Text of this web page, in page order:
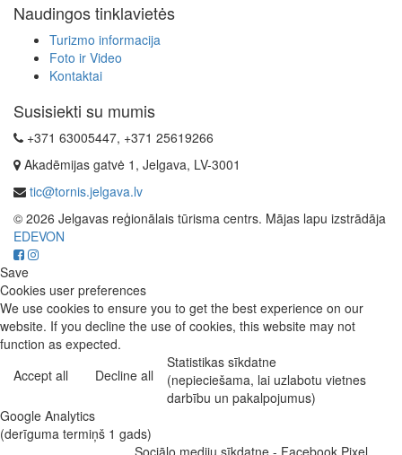
Naudingos tinklavietės
Turizmo informacija
Foto ir Video
Kontaktai
Susisiekti su mumis
+371 63005447, +371 25619266
Akadēmijas gatvė 1, Jelgava, LV-3001
tic@tornis.jelgava.lv
© 2026 Jelgavas reģionālais tūrisma centrs. Mājas lapu izstrādāja
EDEVON
Save
Cookies user preferences
We use cookies to ensure you to get the best experience on our
website. If you decline the use of cookies, this website may not
function as expected.
Accept all
Decline all
Statistikas sīkdatne
(nepieciešama, lai uzlabotu vietnes
darbību un pakalpojumus)
Google Analytics
(derīguma termiņš 1 gads)